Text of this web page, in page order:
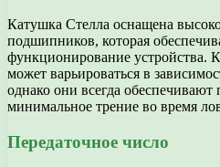
Катушка Стелла оснащена
подшипников, которая
функционирование устройства.
может варьироваться в
однако они всегда обеспечивают
минимальное трение во время
Передаточное число